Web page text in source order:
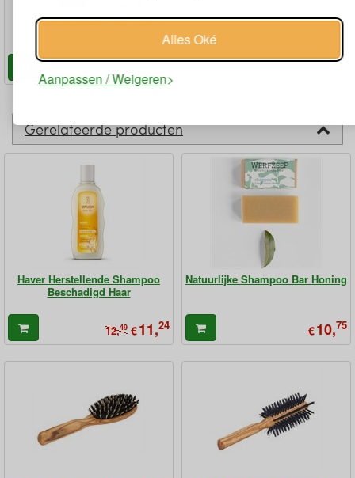
Alles Oké
Aanpassen / Weigeren
Natuurlijke Conditioner 180 ml
8,59
Gerelateerde producten
Haver Herstellende Shampoo
Beschadigd Haar
12,49 €11,24
Natuurlijke Shampoo Bar Honing
€10,75